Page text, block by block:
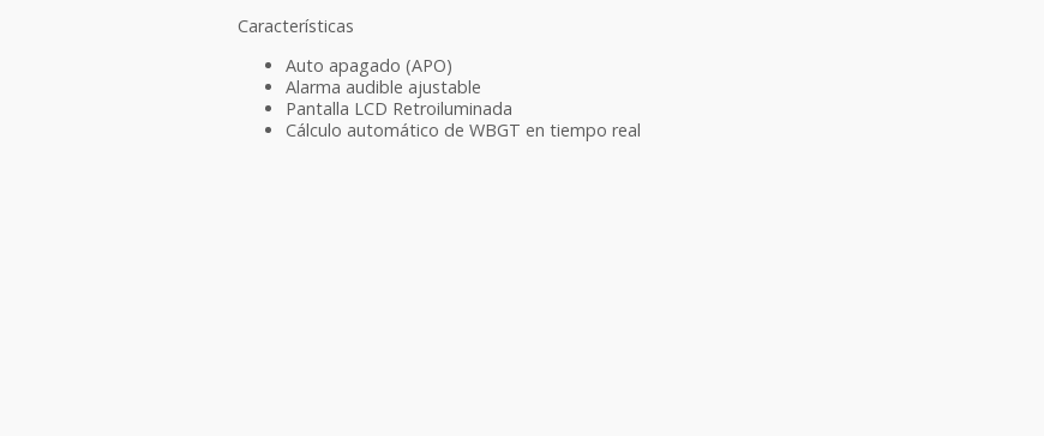
Características
Auto apagado (APO)
Alarma audible ajustable
Pantalla LCD Retroiluminada
Cálculo automático de WBGT en tiempo real